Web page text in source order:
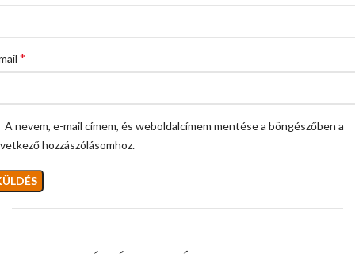
*
A nevem, e-mail címem, és weboldalcímem mentése a böngészőben a
hozzászólásomhoz.